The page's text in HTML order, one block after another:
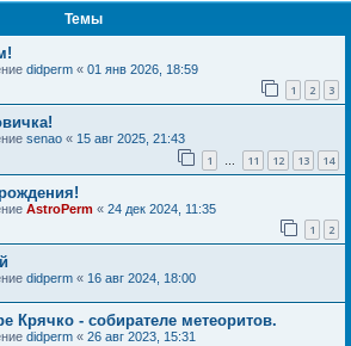
Темы
didperm « 01 янв 2026, 18:59
1 2 3
senao « 15 авг 2025, 21:43
1 … 11 12 13 14
AstroPerm « 24 дек 2024, 11:35
1 2
didperm « 16 авг 2024, 18:00
Крячко - собирателе метеоритов.
didperm « 26 авг 2023, 15:31